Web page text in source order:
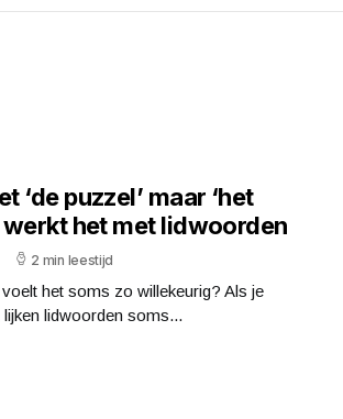
‘de puzzel’ maar ‘het
werkt het met lidwoorden
2 min leestijd
het soms zo willekeurig? Als je
lidwoorden soms...